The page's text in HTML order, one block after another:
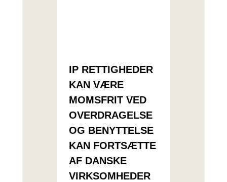
IP RETTIGHEDER
KAN VÆRE
MOMSFRIT VED
OVERDRAGELSE
OG BENYTTELSE
KAN FORTSÆTTE
AF DANSKE
VIRKSOMHEDER